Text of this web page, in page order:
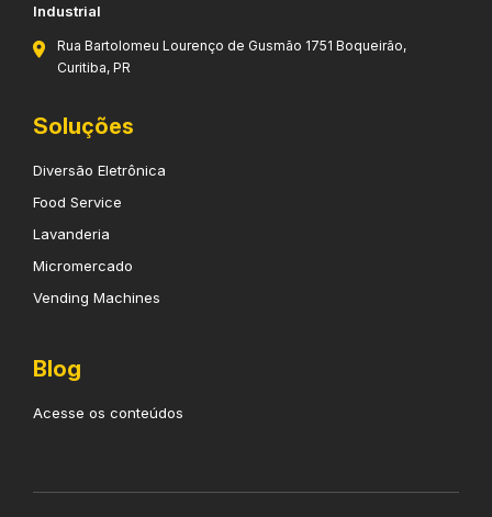
Industrial
Rua Bartolomeu Lourenço de Gusmão 1751 Boqueirão,
Curitiba, PR
Soluções
Diversão Eletrônica
Food Service
Lavanderia
Micromercado
Vending Machines
Blog
Acesse os conteúdos